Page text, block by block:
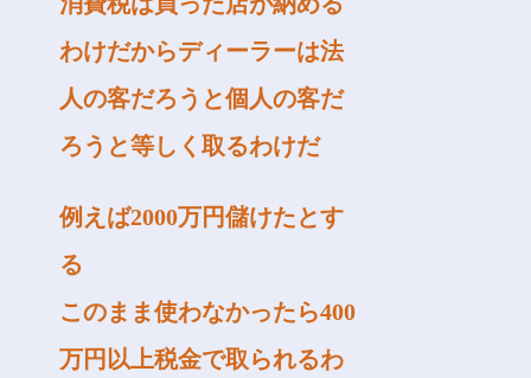
わけだからディーラーは法
人の客だろうと個人の客だ
ろうと等しく取るわけだ
例えば2000万円儲けたとす
る
このまま使わなかったら400
万円以上税金で取られるわ